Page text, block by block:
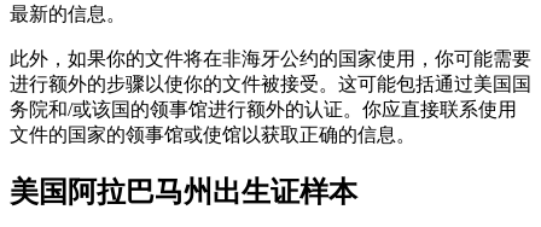
最新的信息。
此外，如果你的文件将在非海牙公约的国家使用，你可能需要
进行额外的步骤以使你的文件被接受。这可能包括通过美国国
务院和/或该国的领事馆进行额外的认证。你应直接联系使用
文件的国家的领事馆或使馆以获取正确的信息。
美国阿拉巴马州出生证样本